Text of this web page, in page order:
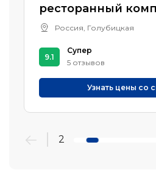
ресторанный
Россия, Голубицкая
9.1
Супер
5 отзывов
Узнать цены со
2